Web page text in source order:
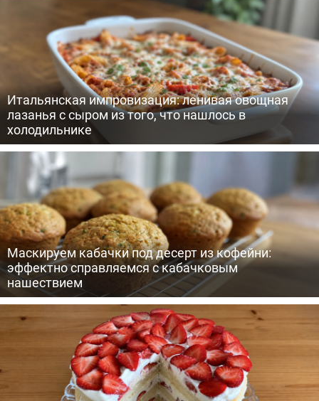
Итальянская импровизация: ленивая овощная
лазанья с сыром из того, что нашлось в
холодильнике
Маскируем кабачки под десерт из кофейни:
эффектно справляемся с кабачковым
нашествием